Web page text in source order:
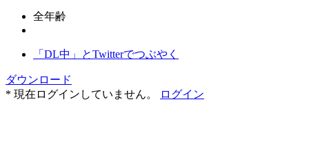
全年齢
「DL中」とTwitterでつぶやく
ダウンロード
* 現在ログインしていません。
ログイン